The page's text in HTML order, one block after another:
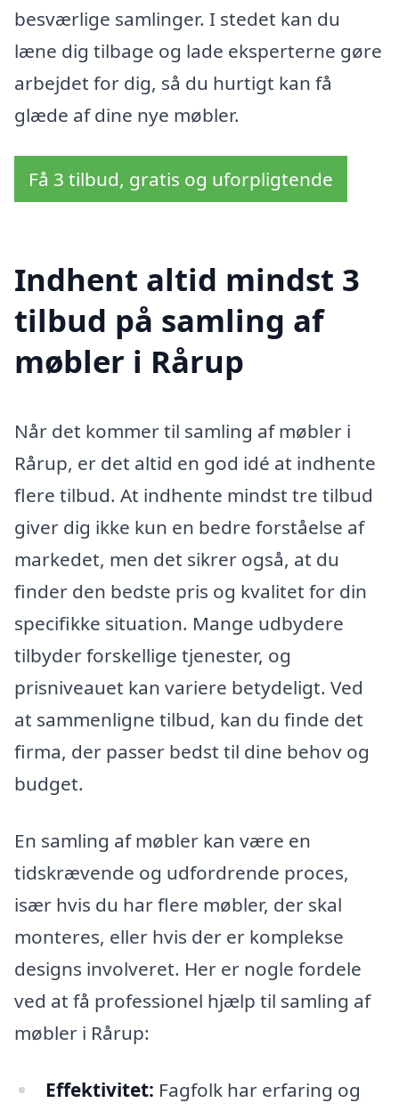
besværlige samlinger. I stedet kan du
læne dig tilbage og lade eksperterne gøre
arbejdet for dig, så du hurtigt kan få
glæde af dine nye møbler.
Få 3 tilbud, gratis og uforpligtende
Indhent altid mindst 3
tilbud på samling af
møbler i Rårup
Når det kommer til samling af møbler i
Rårup, er det altid en god idé at indhente
flere tilbud. At indhente mindst tre tilbud
giver dig ikke kun en bedre forståelse af
markedet, men det sikrer også, at du
finder den bedste pris og kvalitet for din
specifikke situation. Mange udbydere
tilbyder forskellige tjenester, og
prisniveauet kan variere betydeligt. Ved
at sammenligne tilbud, kan du finde det
firma, der passer bedst til dine behov og
budget.
En samling af møbler kan være en
tidskrævende og udfordrende proces,
især hvis du har flere møbler, der skal
monteres, eller hvis der er komplekse
designs involveret. Her er nogle fordele
ved at få professionel hjælp til samling af
møbler i Rårup:
Effektivitet: Fagfolk har erfaring og